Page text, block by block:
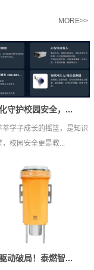
MORE>>
守护校园安全，...
莘学子成长的摇篮，是知识
，校园安全更是教...
动破局！泰燃智...